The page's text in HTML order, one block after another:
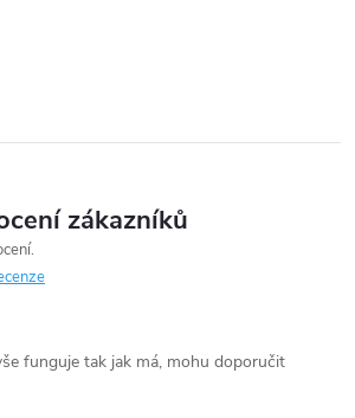
zákazníků
funguje tak jak má, mohu doporučit